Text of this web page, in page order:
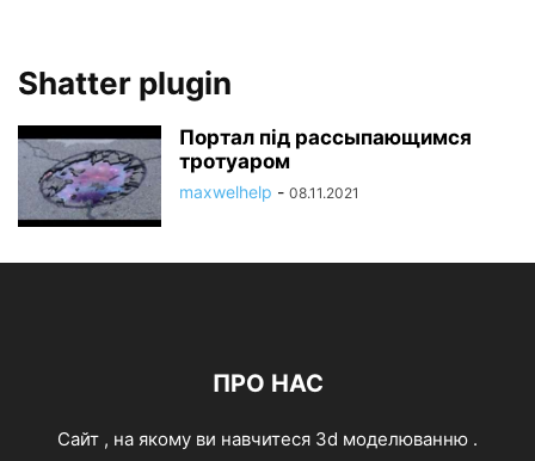
Shatter plugin
Портал під рассыпающимся
тротуаром
maxwelhelp - 08.11.2021
ПРО НАС
Cайт , на якому ви навчитеся 3d моделюванню .